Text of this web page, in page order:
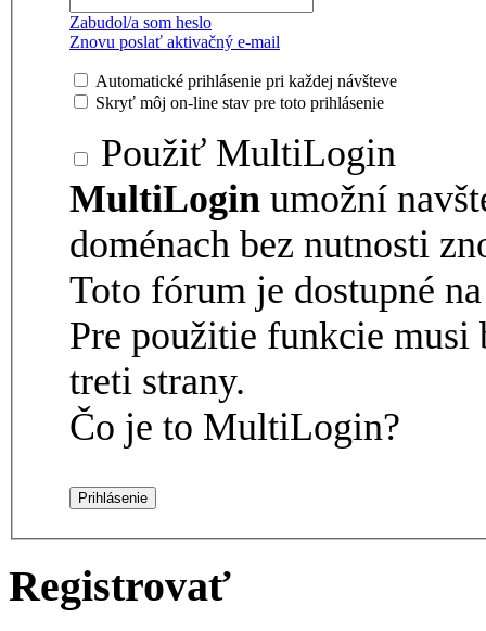
Zabudol/a som heslo
Znovu poslať aktivačný e-mail
Automatické prihlásenie pri každej návšteve
Skryť môj on-line stav pre toto prihlásenie
Použiť MultiLogin
MultiLogin umožní
doménach bez nutnosti
Toto fórum je dostupné
Pre použitie funkcie
treti strany.
Čo je to MultiLogin?
Registrovať